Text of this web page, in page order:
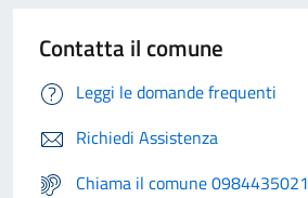
Contatta il comune
Leggi le domande frequenti
Richiedi Assistenza
Chiama il comune 0984435021